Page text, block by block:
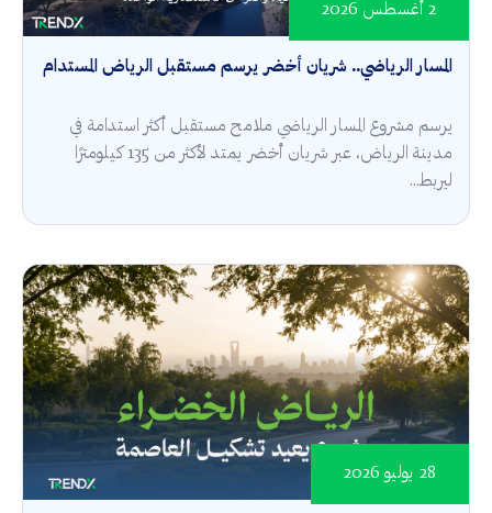
المسار الرياضي.. شريان أخضر يرسم مستقبل الرياض المستدام
2 أغسطس 2026
يرسم مشروع المسار الرياضي ملامح مستقبل أكثر استدامة في
مدينة الرياض، عبر شريان أخضر يمتد لأكثر من 135 كيلومترًا
ليربط...
28 يوليو 2026